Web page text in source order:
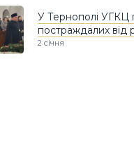
У Тернополі УГКЦ
постраждалих від
2 січня